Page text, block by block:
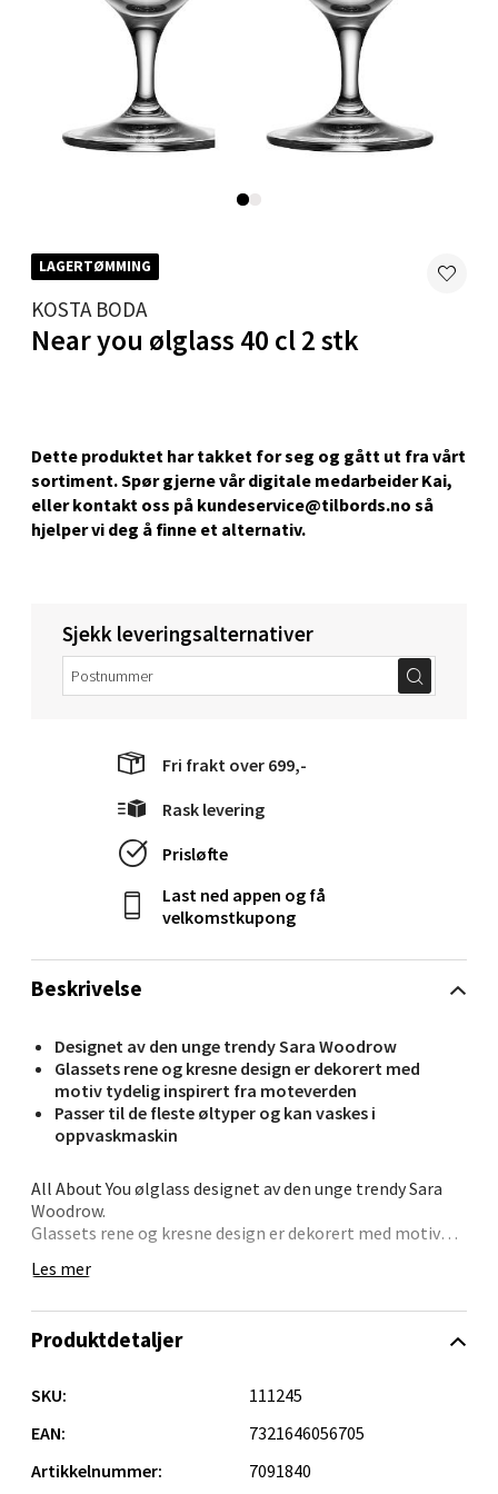
LAGERTØMMING
KOSTA BODA
Near you ølglass 40 cl 2 stk
Dette produktet har takket for seg og gått ut fra vårt
sortiment. Spør gjerne vår digitale medarbeider Kai,
eller kontakt oss på kundeservice@tilbords.no så
hjelper vi deg å ﬁnne et alternativ.
Beskrivelse
Designet av den unge trendy Sara Woodrow
Glassets rene og kresne design er dekorert med
motiv tydelig inspirert fra moteverden
Passer til de fleste øltyper og kan vaskes i
oppvaskmaskin
All About You ølglass designet av den unge trendy Sara
Woodrow.
Glassets rene og kresne design er dekorert med motiv
fleste øltyper og kan vaskes i oppvaskmaskin.
Les mer
Sjekk leveringsalternativer
Fri frakt over 699,-
Rask levering
Prisløfte
Last ned appen og få
velkomstkupong
Produktdetaljer
SKU:
111245
EAN:
7321646056705
Artikkelnummer:
7091840
Karmsund - Thon Senter Oasen
Austbøvegen 16, 5542 Karmsund
Åpent i dag 10-20
0 i butikk
Stavanger og Sandnes - Kilden
Senter
0 i butikk
Stavanger og Sandnes - Kvadrat
Gamle Stokkavei 1, 4313 Sandnes
0 i butikk
Bergen - Thon Senter Lagunen
Åpent i dag 10-21
Kristiansand - Markens
Åpent i dag 09-18
0 i butikk